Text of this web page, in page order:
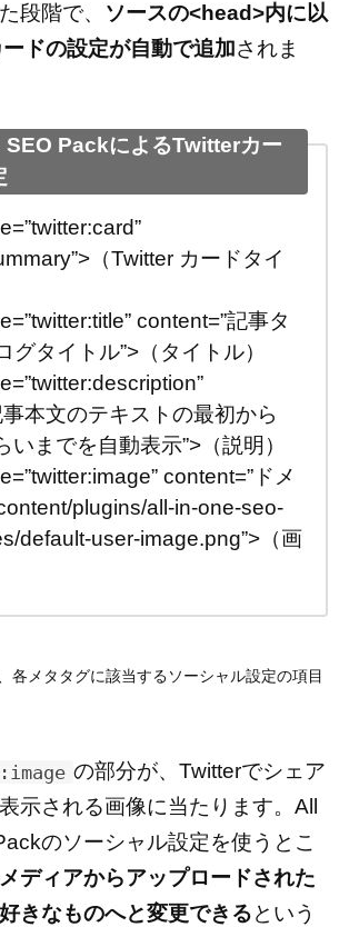
段階で、
ソースの<head>内に以
ドの設定が自動で追加されま
PackによるTwitterカー
（Twitter カードタイ
content=”記事タ
グタイトル”>（タイトル）
本文のテキストの最初から
いまでを自動表示”>（説明）
content=”ドメ
plugins/all-in-one-seo-
default-user-image.png”>（画
各メタタグに該当するソーシャル設定の項目
の部分が、Twitterでシェア
示される画像に当たります。All
のソーシャル設定を使うとこ
メディアからアップロードされた
きなものへと変更できるという